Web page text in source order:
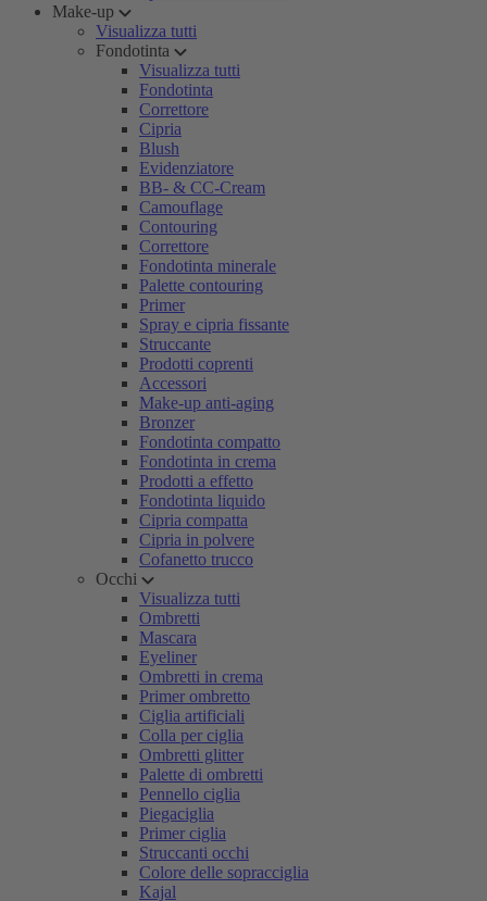
Make-up
Visualizza tutti
Fondotinta
Visualizza tutti
Fondotinta
Correttore
Cipria
Blush
Evidenziatore
BB- & CC-Cream
Camouflage
Contouring
Correttore
Fondotinta minerale
Palette contouring
Primer
Spray e cipria fissante
Struccante
Prodotti coprenti
Accessori
Make-up anti-aging
Bronzer
Fondotinta compatto
Fondotinta in crema
Prodotti a effetto
Fondotinta liquido
Cipria compatta
Cipria in polvere
Cofanetto trucco
Occhi
Visualizza tutti
Ombretti
Mascara
Eyeliner
Ombretti in crema
Primer ombretto
Ciglia artificiali
Colla per ciglia
Ombretti glitter
Palette di ombretti
Pennello ciglia
Piegaciglia
Primer ciglia
Struccanti occhi
Colore delle sopracciglia
Kajal